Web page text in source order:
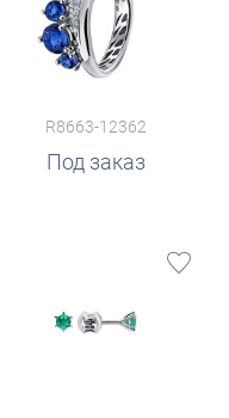
R8663-12362
Под заказ